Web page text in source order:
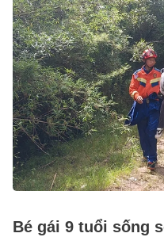
Bé gái 9 tuổi sống